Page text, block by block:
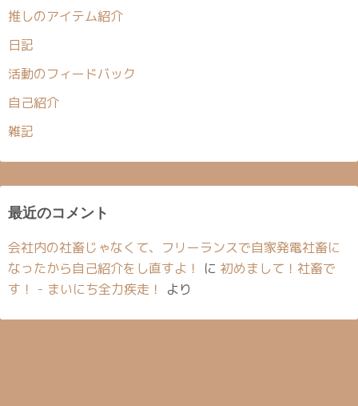
推しのアイテム紹介
日記
活動のフィードバック
自己紹介
雑記
最近のコメント
会社内の社畜じゃなくて、フリーランスで自家発電社畜に
なったから自己紹介をし直すよ！
に 初めまして！社畜で
す！ - まいにち全力疾走！
より